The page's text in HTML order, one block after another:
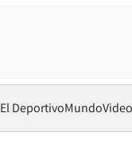
El DeportivoMundo